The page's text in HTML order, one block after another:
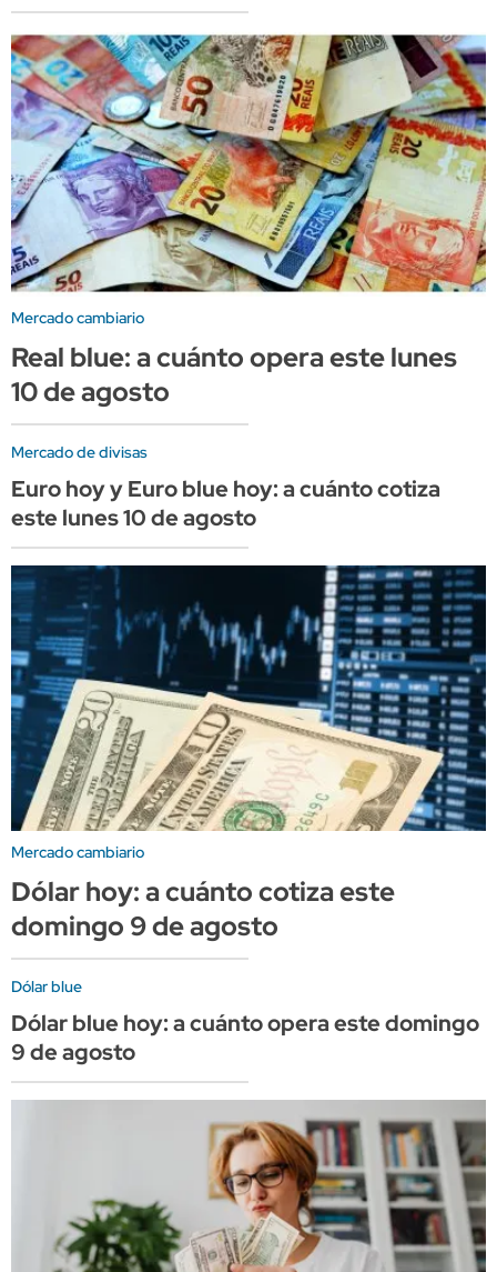
Mercado cambiario
Real blue: a cuánto opera este lunes
10 de agosto
Mercado de divisas
Euro hoy y Euro blue hoy: a cuánto cotiza
este lunes 10 de agosto
Mercado cambiario
Dólar hoy: a cuánto cotiza este
domingo 9 de agosto
Dólar blue
Dólar blue hoy: a cuánto opera este domingo
9 de agosto